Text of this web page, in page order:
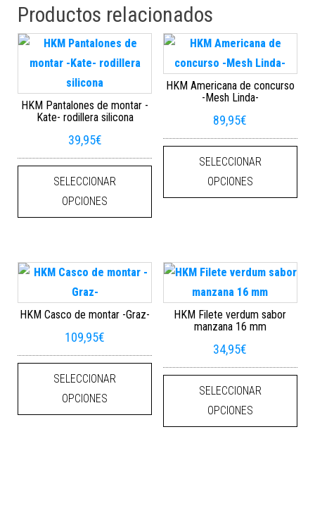
Productos relacionados
HKM Pantalones de montar -
Kate- rodillera silicona
39,95€
SELECCIONAR
OPCIONES
Este producto tiene múltiples
HKM Americana de concurso
-Mesh Linda-
89,95€
SELECCIONAR
OPCIONES
HKM Casco de montar -Graz-
109,95€
SELECCIONAR
OPCIONES
Este producto tiene múltiples
HKM Filete verdum sabor
manzana 16 mm
34,95€
SELECCIONAR
OPCIONES